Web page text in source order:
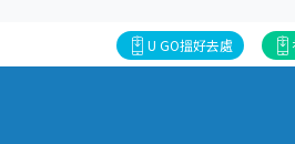
U GO搵好去處